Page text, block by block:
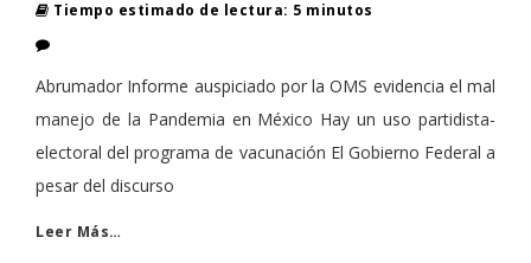
Tiempo estimado de lectura: 5 minutos
Abrumador Informe auspiciado por la OMS evidencia el mal
manejo de la Pandemia en México Hay un uso partidista-
electoral del programa de vacunación El Gobierno Federal a
pesar del discurso
Leer Más…